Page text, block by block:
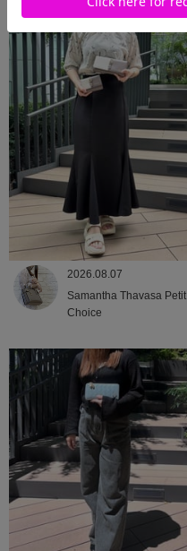
2026.08.07
Samantha Thavasa Petit
Choice